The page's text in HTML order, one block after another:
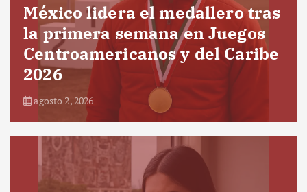
México lidera el medallero tras
la primera semana en Juegos
Centroamericanos y del Caribe
2026
agosto 2, 2026